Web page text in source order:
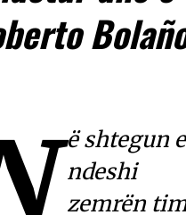
ë shtegun
ndeshi
zemrën